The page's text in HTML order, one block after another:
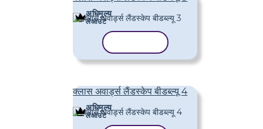
अधिमूल्य
लेआउट
क्लास अवार्ड्स लैंडस्केप बीडब्ल्यू 4
अधिमूल्य
लेआउट